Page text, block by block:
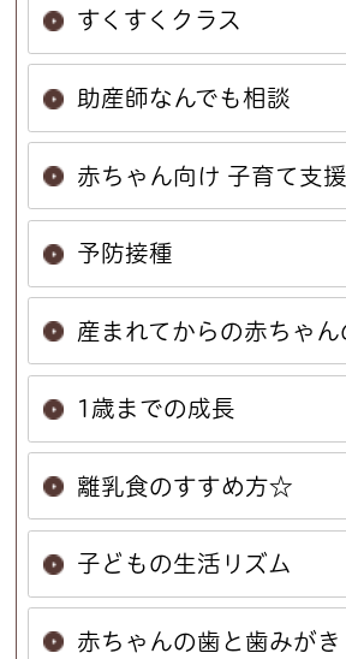
すくすくクラス
助産師なんでも相談
赤ちゃん向け 子育て支
予防接種
産まれてからの赤ちゃん
1歳までの成長
離乳食のすすめ方☆
子どもの生活リズム
赤ちゃんの歯と歯みがき